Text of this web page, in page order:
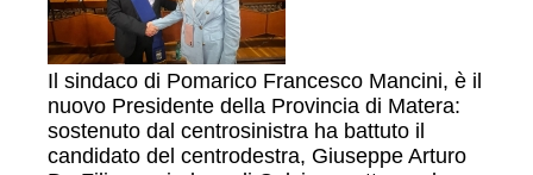
Il sindaco di Pomarico Francesco Mancini, è il
nuovo Presidente della Provincia di Matera:
sostenuto dal centrosinistra ha battuto il
candidato del centrodestra, Giuseppe Arturo